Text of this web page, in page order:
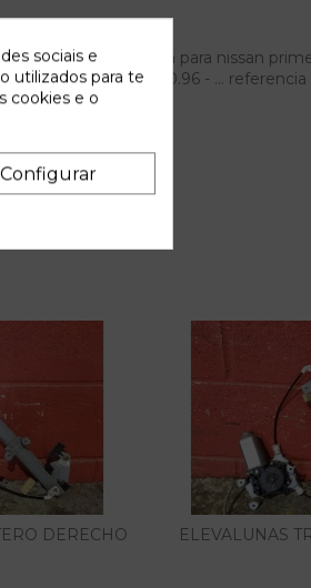
trasera derecha para nissan
2.0 turbodiesel cat | 0.96 - ...
DERECHO ELEVALUNAS
sociais e
utilizados para te
cookies e o
Configurar